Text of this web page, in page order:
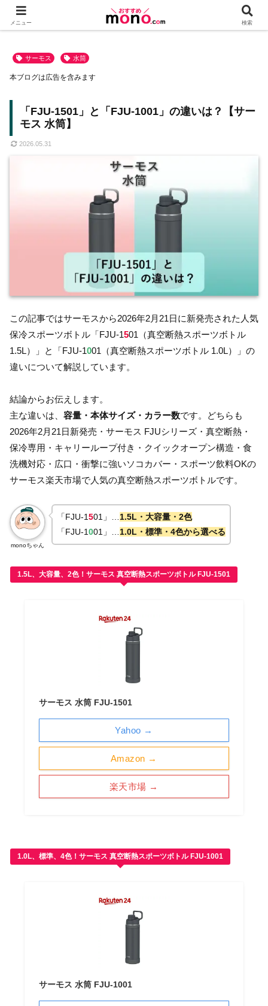
サーモス 水筒
「FJU-1501」と「FJU-1001」の違いは？【サー
モス 水筒】
2026.05.31
本ブログは広告を含みます
この記事ではサーモスから2026年2月21日に新発売された人気
保冷スポーツボトル「FJU-1501（真空断熱スポーツボトル
1.5L）」と「FJU-1001（真空断熱スポーツボトル 1.0L）」の
違いについて解説しています。
結論からお伝えします。
主な違いは、 容量・本体サイズ・カラー数です。どちらも
2026年2月21日新発売・サーモス FJUシリーズ・真空断熱・
保冷専用・キャリーループ付き・クイックオープン構造・食
洗機対応・広口・衝撃に強いソコカバー・スポーツ飲料OKの
サーモス楽天市場で人気の真空断熱スポーツボトルです。
monoちゃん
「FJU-1501」… 1.5L・大容量・2色
「FJU-1001」… 1.0L・標準・4色から選べる
1.5L、大容量、2色！サーモス 真空断熱スポーツボトル FJU-1501
サーモス 水筒 FJU-1501
Amazon →
楽天市場 →
Yahoo →
1.0L、標準、4色！サーモス 真空断熱スポーツボトル FJU-1001
サーモス 水筒 FJU-1001
メニュー 検索